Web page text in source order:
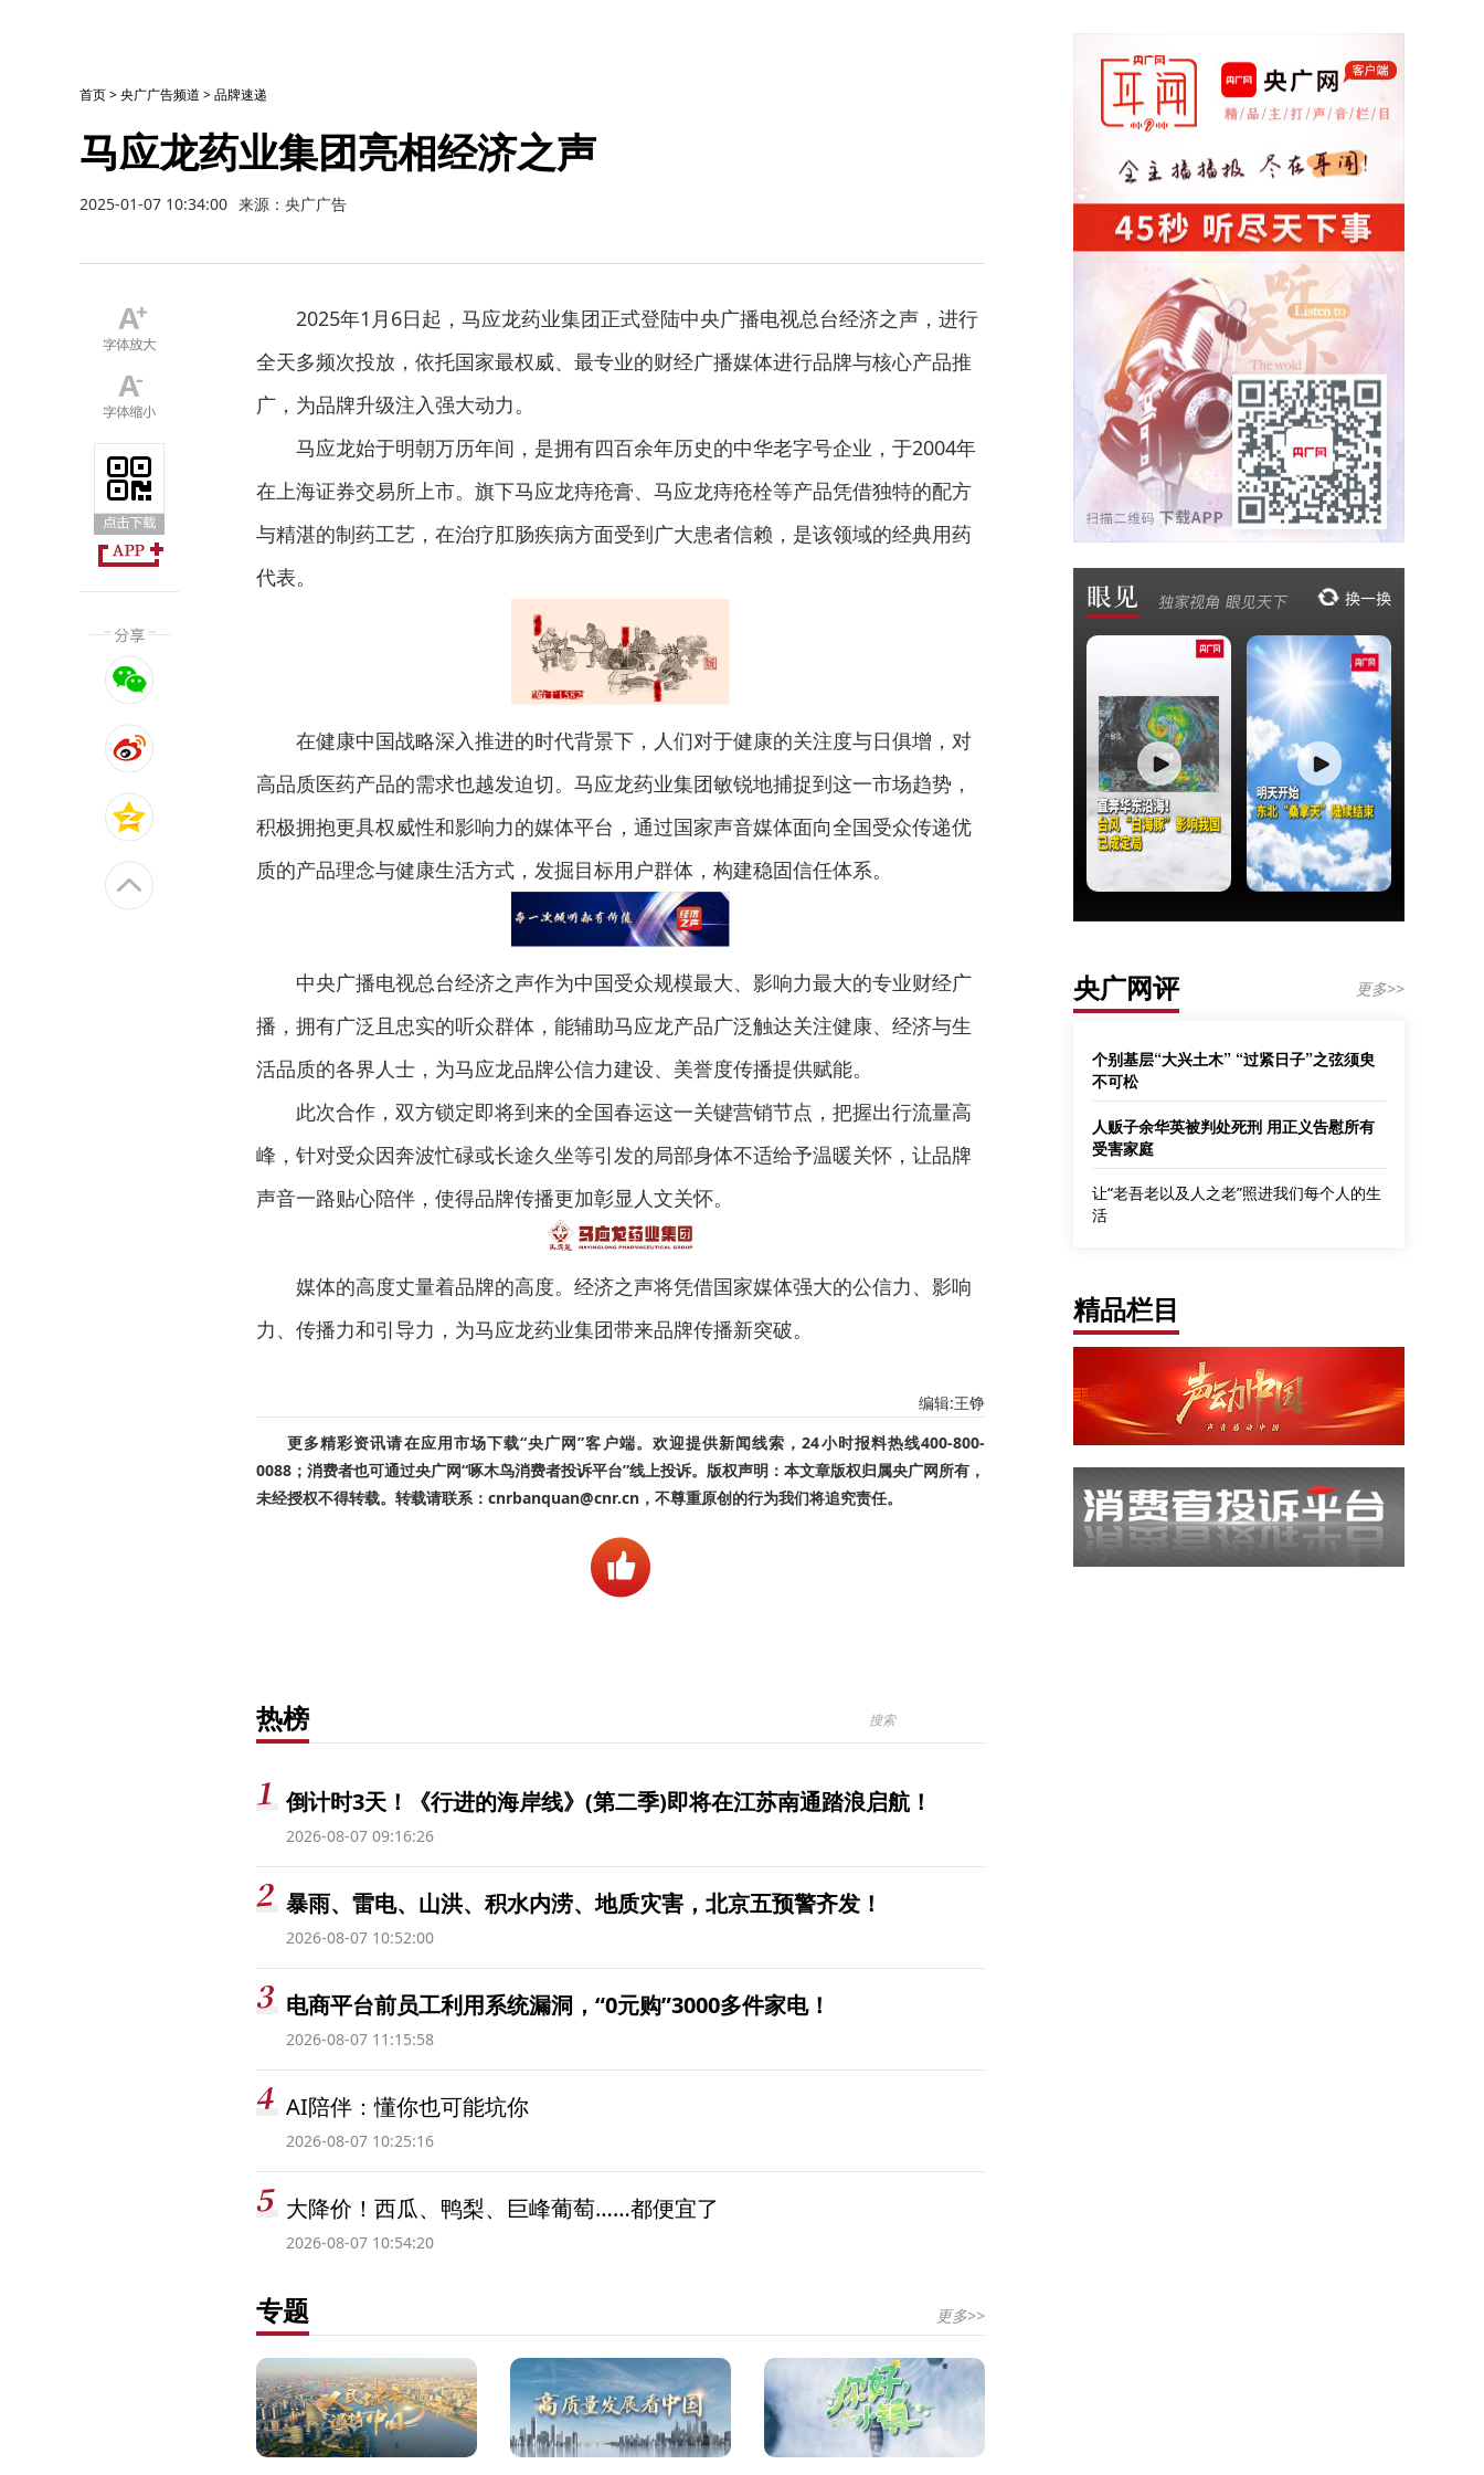
首页>央广广告频道 >品牌速递
马应龙药业集团亮相经济之声
2025-01-07 10:34:00 来源：央广广告
2025年1月6日起，马应龙药业集团正式登陆中央广播电视总台经济之声，进行
全天多频次投放，依托国家最权威、最专业的财经广播媒体进行品牌与核心产品推
广，为品牌升级注入强大动力。
马应龙始于明朝万历年间，是拥有四百余年历史的中华老字号企业，于2004年
在上海证券交易所上市。旗下马应龙痔疮膏、马应龙痔疮栓等产品凭借独特的配方
与精湛的制药工艺，在治疗肛肠疾病方面受到广大患者信赖，是该领域的经典用药
代表。
在健康中国战略深入推进的时代背景下，人们对于健康的关注度与日俱增，对
高品质医药产品的需求也越发迫切。马应龙药业集团敏锐地捕捉到这一市场趋势，
积极拥抱更具权威性和影响力的媒体平台，通过国家声音媒体面向全国受众传递优
质的产品理念与健康生活方式，发掘目标用户群体，构建稳固信任体系。
中央广播电视总台经济之声作为中国受众规模最大、影响力最大的专业财经广
播，拥有广泛且忠实的听众群体，能辅助马应龙产品广泛触达关注健康、经济与生
活品质的各界人士，为马应龙品牌公信力建设、美誉度传播提供赋能。
此次合作，双方锁定即将到来的全国春运这一关键营销节点，把握出行流量高
峰，针对受众因奔波忙碌或长途久坐等引发的局部身体不适给予温暖关怀，让品牌
声音一路贴心陪伴，使得品牌传播更加彰显人文关怀。
媒体的高度丈量着品牌的高度。经济之声将凭借国家媒体强大的公信力、影响
力、传播力和引导力，为马应龙药业集团带来品牌传播新突破。
编辑:王铮
更多精彩资讯请在应用市场下载“央广网”客户端。欢迎提供新闻线索，24小时报料热线400-800-
0088；消费者也可通过央广网“啄木鸟消费者投诉平台”线上投诉。版权声明：本文章版权归属央广网所有，
未经授权不得转载。转载请联系：cnrbanquan@cnr.cn，不尊重原创的行为我们将追究责任。
热榜
倒计时3天！《行进的海岸线》(第二季)即将在江苏南通踏浪启航！
2026-08-07 09:16:26
暴雨、雷电、山洪、积水内涝、地质灾害，北京五预警齐发！
2026-08-07 10:52:00
电商平台前员工利用系统漏洞，“0元购”3000多件家电！
2026-08-07 11:15:58
AI陪伴：懂你也可能坑你
2026-08-07 10:25:16
大降价！西瓜、鸭梨、巨峰葡萄……都便宜了
2026-08-07 10:54:20
专题 更多>>
央广网评 更多>>
个别基层“大兴土木” “过紧日子”之弦须臾
不可松
人贩子余华英被判处死刑 用正义告慰所有
受害家庭
让“老吾老以及人之老”照进我们每个人的生
活
精品栏目